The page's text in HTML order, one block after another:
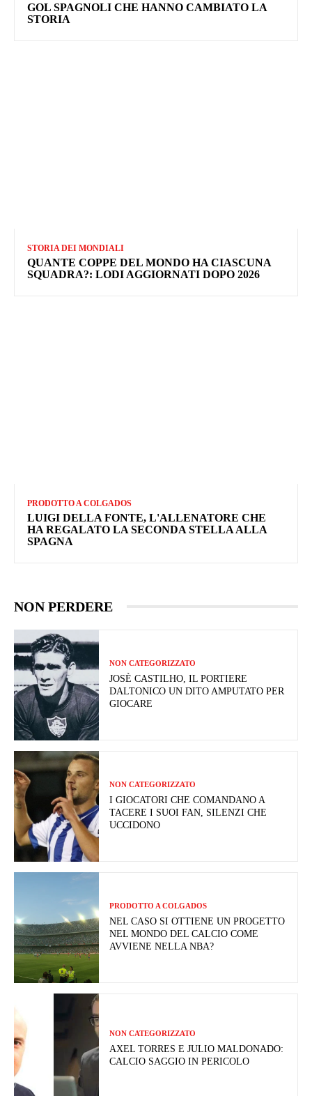
GOL SPAGNOLI CHE HANNO CAMBIATO LA
STORIA
STORIA DEI MONDIALI
QUANTE COPPE DEL MONDO HA CIASCUNA
SQUADRA?: LODI AGGIORNATI DOPO 2026
PRODOTTO A COLGADOS
LUIGI DELLA FONTE, L'ALLENATORE CHE
HA REGALATO LA SECONDA STELLA ALLA
SPAGNA
NON PERDERE
NON CATEGORIZZATO
JOSÈ CASTILHO, IL PORTIERE
DALTONICO UN DITO AMPUTATO PER
GIOCARE
NON CATEGORIZZATO
I GIOCATORI CHE COMANDANO A
TACERE I SUOI FAN, SILENZI CHE
UCCIDONO
PRODOTTO A COLGADOS
NEL CASO SI OTTIENE UN PROGETTO
NEL MONDO DEL CALCIO COME
AVVIENE NELLA NBA?
NON CATEGORIZZATO
AXEL TORRES E JULIO MALDONADO:
CALCIO SAGGIO IN PERICOLO